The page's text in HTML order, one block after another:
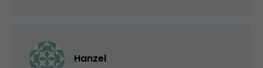
Hanzel